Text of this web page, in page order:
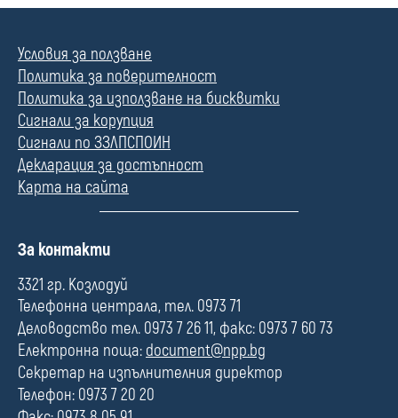
Условия за ползване
Политика за поверителност
Политика за използване на бисквитки
Сигнали за корупция
Сигнали по ЗЗЛПСПОИН
Декларация за достъпност
Карта на сайта
П
л
е
За контакти
3321 гр. Козлодуй
Телефонна централа, тел. 0973 71
Деловодство тел. 0973 7 26 11, факс: 0973 7 60 73
Електронна поща: document@npp.bg
Секретар на изпълнителния директор
Телефон: 0973 7 20 20